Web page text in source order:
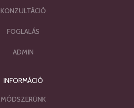
KONZULTÁCIÓ
FOGLALÁS
ADMIN
INFORMÁCIÓ
MÓDSZERÜNK